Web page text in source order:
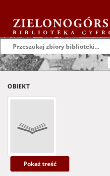
OBIEKT
Pokaż treść